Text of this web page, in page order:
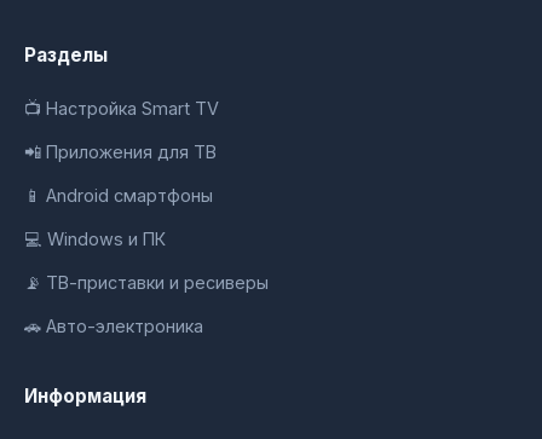
Разделы
📺 Настройка Smart TV
📲 Приложения для ТВ
📱 Android смартфоны
💻 Windows и ПК
📡 ТВ-приставки и ресиверы
🚗 Авто-электроника
Информация